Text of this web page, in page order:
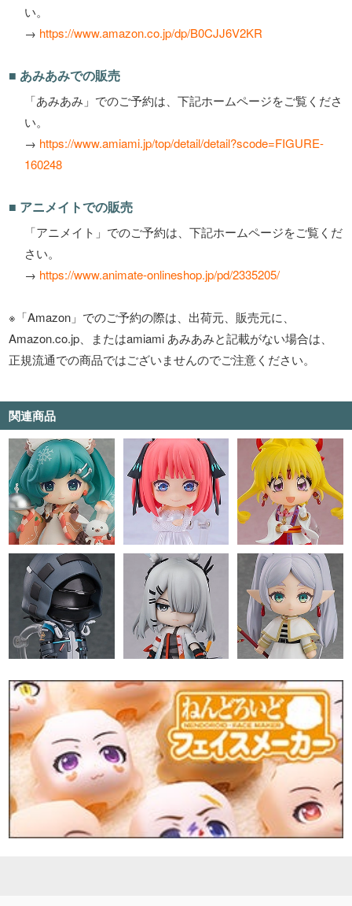
い。
→ https://www.amazon.co.jp/dp/B0CJJ6V2KR
■ あみあみでの販売
「あみあみ」でのご予約は、下記ホームページをご覧くださ
い。
→ https://www.amiami.jp/top/detail/detail?scode=FIGURE-
160248
■ アニメイトでの販売
「アニメイト」でのご予約は、下記ホームページをご覧くだ
さい。
→ https://www.animate-onlineshop.jp/pd/2335205/
※「Amazon」でのご予約の際は、出荷元、販売元に、
Amazon.co.jp、またはamiami あみあみと記載がない場合は、
正規流通での商品ではございませんのでご注意ください。
関連商品